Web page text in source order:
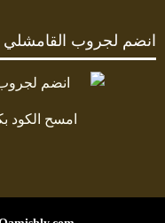
انضم لجروب القامشلي
امسح الكود